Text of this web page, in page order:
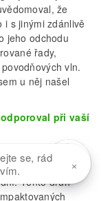
že
i s jinými zdánlivě
jeho odchodu
řady,
vln.
u něj našel
při vaší
mi
respektive
Tento druh
se, rád
×